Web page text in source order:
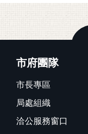
市府團隊
市長專區
局處組織
洽公服務窗口